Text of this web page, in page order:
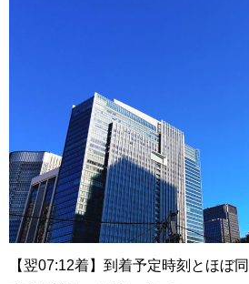
【翌07:12着】到着予定時刻とほぼ